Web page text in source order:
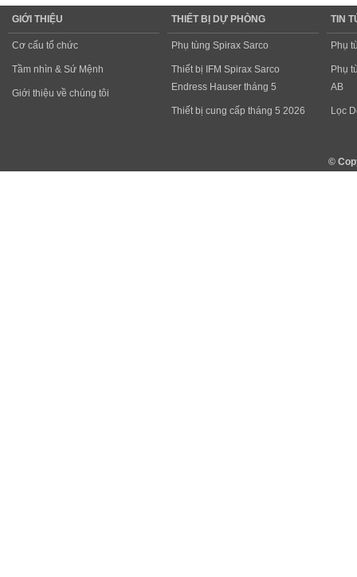
GIỚI THIỆU
Cơ cấu tổ chức
Tầm nhìn & Sứ Mệnh
Giới thiệu về chúng tôi
THIẾT BỊ DỰ PHÒNG
Phụ tùng Spirax Sarco
Thiết bị IFM Spirax Sarco
Endress Hauser tháng 5
Thiết bị cung cấp tháng 5 2026
TIN
Phụ
Phụ
AB
Lọc
©